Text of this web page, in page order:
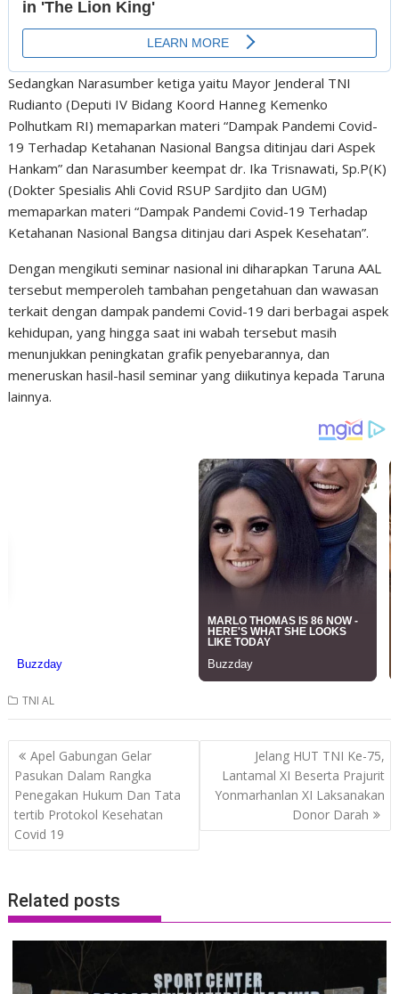
Sedangkan Narasumber ketiga yaitu Mayor Jenderal TNI
Rudianto (Deputi IV Bidang Koord Hanneg Kemenko
Polhutkam RI) memaparkan materi “Dampak Pandemi Covid-
19 Terhadap Ketahanan Nasional Bangsa ditinjau dari Aspek
Hankam” dan Narasumber keempat dr. Ika Trisnawati, Sp.P(K)
(Dokter Spesialis Ahli Covid RSUP Sardjito dan UGM)
memaparkan materi “Dampak Pandemi Covid-19 Terhadap
Ketahanan Nasional Bangsa ditinjau dari Aspek Kesehatan”.
Dengan mengikuti seminar nasional ini diharapkan Taruna AAL
tersebut memperoleh tambahan pengetahuan dan wawasan
terkait dengan dampak pandemi Covid-19 dari berbagai aspek
kehidupan, yang hingga saat ini wabah tersebut masih
menunjukkan peningkatan grafik penyebarannya, dan
meneruskan hasil-hasil seminar yang diikutinya kepada Taruna
lainnya.
TNI AL
Post
navigation
Apel Gabungan Gelar
Pasukan Dalam Rangka
Penegakan Hukum Dan Tata
tertib Protokol Kesehatan
Covid 19
Jelang HUT TNI Ke-75,
Lantamal XI Beserta Prajurit
Yonmarhanlan XI Laksanakan
Donor Darah
Related posts